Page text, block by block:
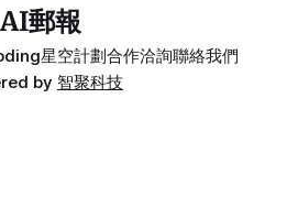
AI郵報
星空計劃合作洽詢聯絡我們
by 智聚科技